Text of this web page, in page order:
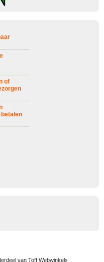
of
van Toff Webwinkels